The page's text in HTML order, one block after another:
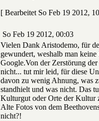
[ Bearbeitet So Feb 19 2012,
So Feb 19 2012, 00:03
Vielen Dank Aristodemo, für
gewundert, weshalb man
Google.Von der Zerstörung
nicht... tut mir leid, für diese
davon zu wenig Ahnung, was
standhielt und was nicht. Das
Kulturgut oder Orte der Kultur
Alte Fotos von dem
nicht?!